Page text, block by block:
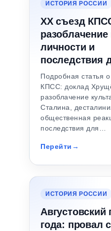
ИСТОРИЯ РОССИИ
XX съезд
разоблачение
личности и
последствия
Подробная статья
КПСС: доклад
разоблачение
Сталина,
общественная
последствия для…
Перейти
ИСТОРИЯ РОССИИ
Августовский
года: провал